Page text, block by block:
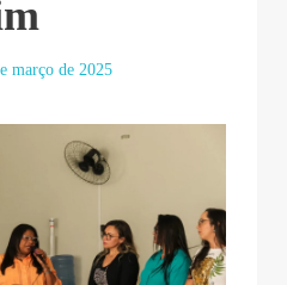
março de 2025